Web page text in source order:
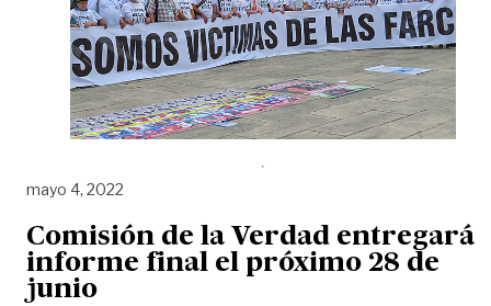
mayo 4, 2022
Comisión de la Verdad entregará
informe final el próximo 28 de
junio